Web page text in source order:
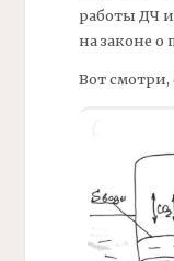
работы ДЧ
на законе о
Вот смотри,